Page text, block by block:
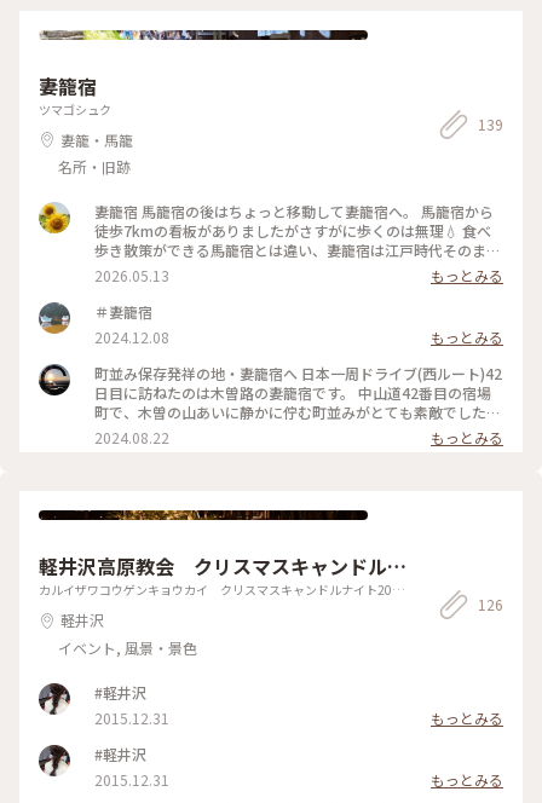
妻籠宿
ツマゴシュク
妻籠・馬籠
名所・旧跡
139
妻籠宿 馬籠宿の後はちょっと移動して妻籠宿へ。 馬籠宿から
徒歩7kmの看板がありましたがさすがに歩くのは無理💧 食べ
歩き散策ができる馬籠宿とは違い、妻籠宿は江戸時代そのまま
の町並みが残されていて、全国で初めて古い町並みを保存した
宿場町とのことです。 素敵ユーザーさん達が、格子から囲炉裏
に光が差す写真を撮らていた脇本陣奥谷。 残念ながらその季
節ではありませんでしたが見応えのある建物でした✨ ちょうど
端午の節句の季節だったので、歴史のある兜や五月人形の展示
もしてあり素晴らしかったです☺️ #妻籠宿 #中山道宿場町 #古
い町並み #脇本陣奥谷 #南木曽 #長野
2026.05.13
もっとみる
＃妻籠宿
2024.12.08
もっとみる
町並み保存発祥の地・妻籠宿へ 日本一周ドライブ(西ルート)42
日目に訪ねたのは木曽路の妻籠宿です。 中山道42番目の宿場
町で、木曽の山あいに静かに佇む町並みがとても素敵でした。
散策していると「全国町並み保存発祥の地」の看板を見つけ、
ここ妻籠宿が全国各地にある町並み保存の先駆けだったことも
がら町並み保存に取り組んだそうです。私たちが歴史的景観を
#全国町並み保存発祥の地 #南木曽町 #長野県 #日本一
周 #日本一周ドライブ旅 #japan #japantrip
2024.08.22 もっとみる
軽井沢高原教会 クリスマスキャンドルナ
イト2015「聖なる森のクリスマス」
カルイザワコウゲンキョウカイ クリスマスキャンドルナイト2015
軽井沢
イベント, 風景・景色
126
#軽井沢
2015.12.31
もっとみる
#軽井沢
2015.12.31
もっとみる